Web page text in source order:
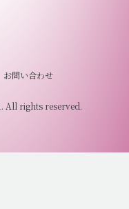
お問い合わせ
All rights reserved.